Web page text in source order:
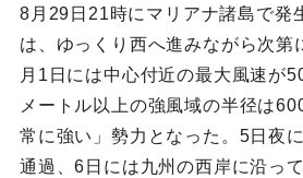
8月29日21時にマリアナ諸島で発
は、ゆっくり西へ進みながら次第
月1日には中心付近の最大風速が
メートル以上の強風域の半径は
常に強い」勢力となった。5日夜
通過、6日には九州の西岸に沿っ